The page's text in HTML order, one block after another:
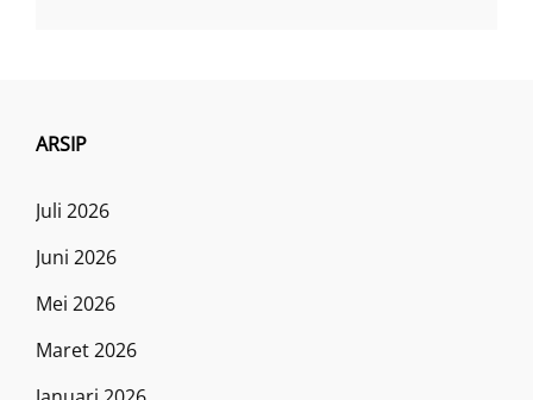
ARSIP
Juli 2026
Juni 2026
Mei 2026
Maret 2026